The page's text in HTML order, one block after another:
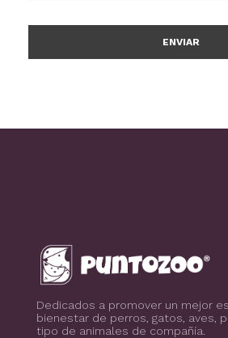
PuntoZoo
Dedicados a promover un mejor
bienestar de perros, gatos, aves,
tipo de animales de compañía.